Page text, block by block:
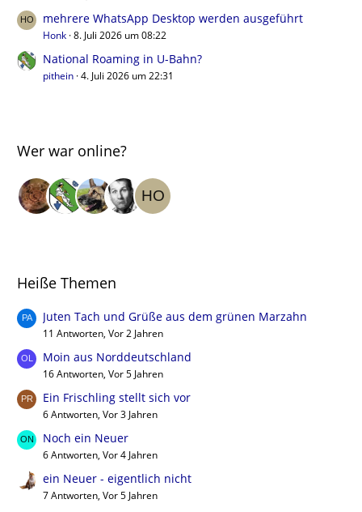
mehrere WhatsApp Desktop werden ausgeführt
Honk 8. Juli 2026 um 08:22
National Roaming in U-Bahn?
pithein 4. Juli 2026 um 22:31
Wer war online?
Heiße Themen
Juten Tach und Grüße aus dem grünen Marzahn
11 Antworten, Vor 2 Jahren
Moin aus Norddeutschland
16 Antworten, Vor 5 Jahren
Ein Frischling stellt sich vor
6 Antworten, Vor 3 Jahren
Noch ein Neuer
6 Antworten, Vor 4 Jahren
ein Neuer - eigentlich nicht
7 Antworten, Vor 5 Jahren